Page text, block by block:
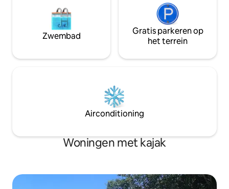
Zwembad
Gratis parkeren op
het terrein
Airconditioning
Woningen met kajak